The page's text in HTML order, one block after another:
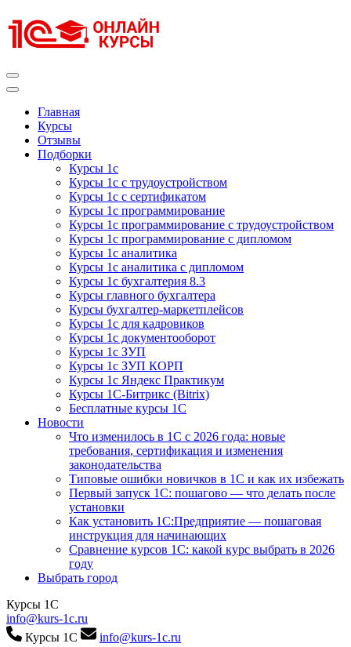
к
содержимому
Главная
Курсы
Отзывы
Подборки
Курсы 1с
Курсы 1с с трудоустройством
Курсы 1с с сертификатом
Курсы 1с программирование
Курсы 1с программирование с трудоустройством
Курсы 1с программирование с дипломом
Курсы 1с аналитика
Курсы 1с аналитика с дипломом
Курсы 1с бухгалтерия 8.3
Курсы главного бухгалтера
Курсы бухгалтер-маркетплейсов
Курсы 1с для кадровиков
Курсы 1с документооборот
Курсы 1с ЗУП
Курсы 1с ЗУП КОРП
Курсы 1с Яндекс Практикум
Курсы 1С-Битрикс (Bitrix)
Бесплатные курсы 1С
Новости
Что изменилось в 1С с 2026 года: новые
требования, сертификация и изменения
законодательства
Типовые ошибки новичков в 1С и как их избежать
Первый запуск 1С: пошагово — что делать после
установки
Как установить 1С:Предприятие — пошаговая
инструкция для начинающих
Сравнение курсов 1С: какой курс выбрать в 2026
году
Выбрать город
Курсы 1С
info@kurs-1c.ru
Курсы 1С
info@kurs-1c.ru